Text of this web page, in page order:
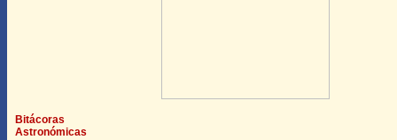
Bitácoras
Astronómicas